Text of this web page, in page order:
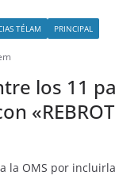
TÉLAM PRINCIPAL
los 11
la OMS por